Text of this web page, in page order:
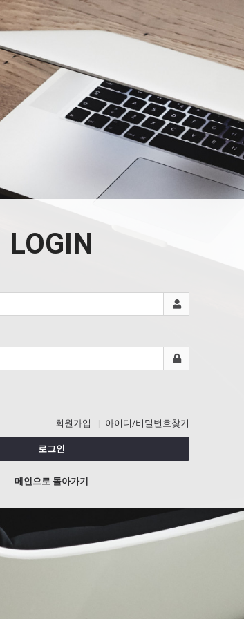
LOGIN
회원가입 아이디/비밀번호찾기
로그인
메인으로 돌아가기